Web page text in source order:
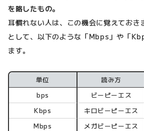
を略したもの。
耳慣れない人は、この機会に覚えておき
として、以下のような「Mbps」や「
ます。
単位 読み方
bps
ビーピーエス
Kbps
キロビーピーエス
Mbps
メガビーピーエス